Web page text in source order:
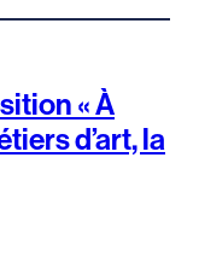
« À
d’art, la